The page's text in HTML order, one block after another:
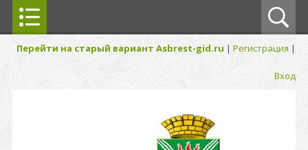
Перейти на старый вариант Asbrest-gid.ru | Регистрация |
Вход